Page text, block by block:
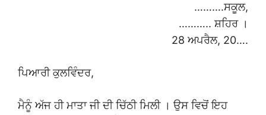
……….ਸਕੂਲ,
……….. ਸ਼ਹਿਰ ।
28 ਅਪਰੈਲ, 20….
ਪਿਆਰੀ ਕੁਲਵਿੰਦਰ,
ਮੈਨੂੰ ਅੱਜ ਹੀ ਮਾਤਾ ਜੀ ਦੀ ਚਿੱਠੀ ਮਿਲੀ । ਉਸ ਵਿਚੋਂ ਇਹ